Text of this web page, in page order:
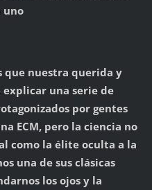
uno
que nuestra querida y
una serie de
por gentes
ECM, pero la ciencia no
como la élite oculta a la
una de sus clásicas
los ojos y la